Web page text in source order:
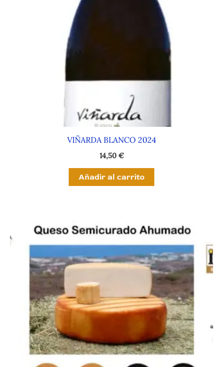
VIÑARDA BLANCO 2024
14,50 €
Añadir al carrito